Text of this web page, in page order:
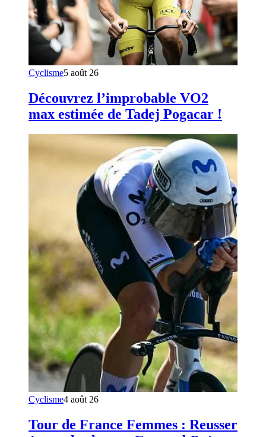
Cyclisme5 août 26
Découvrez l’improbable VO2
max estimée de Tadej Pogacar !
Cyclisme4 août 26
Tour de France Femmes : Reusser